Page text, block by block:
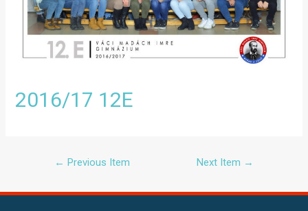
2016/17 12E
← Previous Item Next Item →